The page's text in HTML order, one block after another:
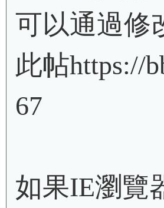
可以通過修
此帖https://
67
如果IE瀏覽